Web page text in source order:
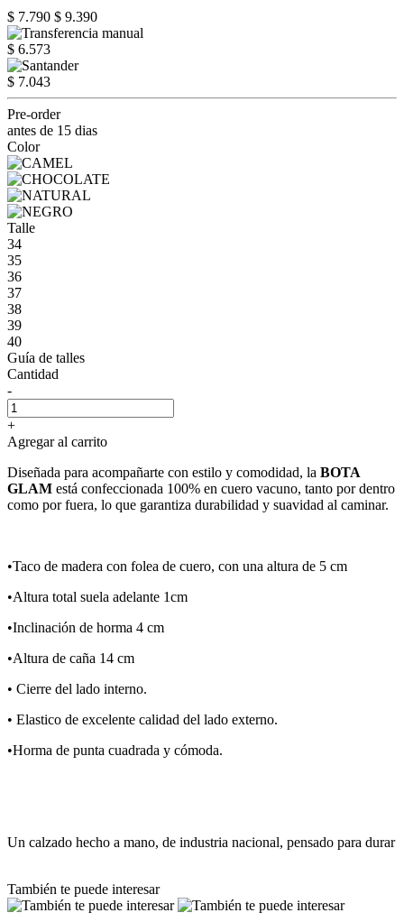
$ 7.790 $ 9.390
$ 6.573
$ 7.043
Pre-order
antes de 15 dias
Color
Talle
34
35
36
37
38
39
40
Guía de talles
Cantidad
-
+
Agregar al carrito
Diseñada para acompañarte con estilo y comodidad, la BOTA
GLAM está confeccionada 100% en cuero vacuno, tanto por dentro
como por fuera, lo que garantiza durabilidad y suavidad al caminar.
•Taco de madera con folea de cuero, con una altura de 5 cm
•Altura total suela adelante 1cm
•Inclinación de horma 4 cm
•Altura de caña 14 cm
• Cierre del lado interno.
• Elastico de excelente calidad del lado externo.
•Horma de punta cuadrada y cómoda.
Un calzado hecho a mano, de industria nacional, pensado para durar
También te puede interesar